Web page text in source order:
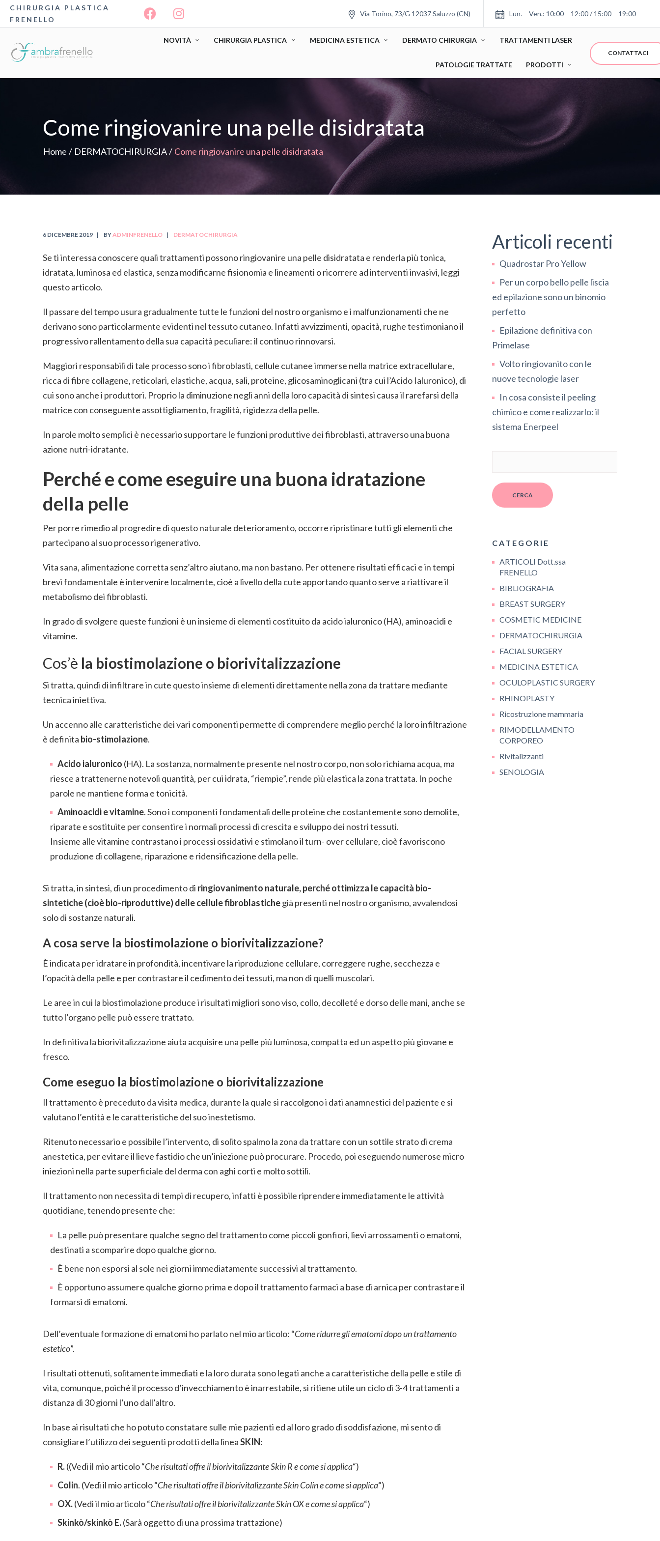
CHIRURGIA PLASTICA
FRENELLO
Via Torino, 73/G 12037 Saluzzo (CN) Lun. – Ven.: 10:00 – 12:00 / 15:00 – 19:00
NOVITÀ CHIRURGIA PLASTICA MEDICINA ESTETICA DERMATO CHIRURGIA TRATTAMENTI LASER
PATOLOGIE TRATTATE PRODOTTI
CONTATTACI
Come ringiovanire una pelle disidratata
Home / DERMATOCHIRURGIA/ Come ringiovanire una pelle disidratata
6 DICEMBRE 2019 BYADMINFRENELLO DERMATOCHIRURGIA
Se ti interessa conoscere quali trattamenti possono ringiovanire una pelle disidratata e renderla più tonica,
idratata, luminosa ed elastica, senza modificarne fisionomia e lineamenti o ricorrere ad interventi invasivi, leggi
questo articolo.
Il passare del tempo usura gradualmente tutte le funzioni del nostro organismo e i malfunzionamenti che ne
derivano sono particolarmente evidenti nel tessuto cutaneo. Infatti avvizzimenti, opacità, rughe testimoniano il
progressivo rallentamento della sua capacità peculiare: il continuo rinnovarsi.
Maggiori responsabili di tale processo sono ifibroblasti, cellule cutanee immerse nella matrice extracellulare,
ricca di fibre collagene, reticolari, elastiche, acqua, sali, proteine, glicosaminoglicani (tra cui l’Acido Ialuronico), di
cui sono anche i produttori. Proprio la diminuzione negli anni della loro capacità di sintesi causa il rarefarsi della
matrice con conseguente assottigliamento, fragilità, rigidezza della pelle.
In parole molto semplici è necessario supportare le funzioni produttive dei fibroblasti, attraverso una buona
azione nutri-idratante.
Perché e come eseguire una buona idratazione
della pelle
Per porre rimedio al progredire di questo naturale deterioramento, occorre ripristinare tutti gli elementi che
partecipano al suo processo rigenerativo.
Vita sana, alimentazione corretta senz’altro aiutano, ma non bastano. Per ottenere risultati efficaci e in tempi
brevi fondamentale è intervenire localmente, cioè a livello della cute apportando quanto serve a riattivare il
metabolismo dei fibroblasti.
In grado di svolgere queste funzioni è un insieme di elementi costituito da acido ialuronico (HA), aminoacidi e
vitamine.
Cos’è la biostimolazione o biorivitalizzazione
Si tratta, quindi di infiltrare in cute questo insieme di elementi direttamente nella zona da trattare mediante
tecnica iniettiva.
Un accenno alle caratteristiche dei vari componenti permette di comprendere meglio perché la loro infiltrazione
è definita bio-stimolazione.
Acido ialuronico (HA). La sostanza, normalmente presente nel nostro corpo, non solo richiama acqua, ma
riesce a trattenerne notevoli quantità, per cui idrata, “riempie”, rende più elastica la zona trattata. In poche
parole ne mantiene forma e tonicità.
Aminoacidi e vitamine. Sono i componenti fondamentali delle proteine che costantemente sono demolite,
riparate e sostituite per consentire i normali processi di crescita e sviluppo dei nostri tessuti.
Insieme alle vitamine contrastano i processi ossidativi e stimolano il turn- over cellulare, cioè favoriscono
produzione di collagene, riparazione e ridensificazione della pelle.
Si tratta, in sintesi, di un procedimento di ringiovanimento naturale, perché ottimizza le capacità bio-
sintetiche (cioè bio-riproduttive) delle cellule fibroblastichegià presenti nel nostro organismo, avvalendosi
solo di sostanze naturali.
A cosa serve la biostimolazione o biorivitalizzazione?
È indicata per idratare in profondità, incentivare la riproduzione cellulare, correggere rughe, secchezza e
l’opacità della pelle e per contrastare il cedimento dei tessuti, ma non di quelli muscolari.
Le aree in cui la biostimolazione produce i risultati migliori sono viso, collo, decolleté e dorso delle mani, anche se
tutto l’organo pelle può essere trattato.
In definitiva la biorivitalizzazione aiuta acquisire una pelle più luminosa, compatta ed un aspetto più giovane e
fresco.
Come eseguo la biostimolazione o biorivitalizzazione
Il trattamento è preceduto da visita medica, durante la quale si raccolgono i dati anamnestici del paziente e si
valutano l’entità e le caratteristiche del suo inestetismo.
Ritenuto necessario e possibile l’intervento, di solito spalmo la zona da trattare con un sottile strato di crema
anestetica, per evitare il lieve fastidio che un’iniezione può procurare. Procedo, poi eseguendo numerose micro
iniezioni nella parte superficiale del derma con aghi corti e molto sottili.
Il trattamento non necessita di tempi di recupero, infatti è possibile riprendere immediatamente le attività
quotidiane, tenendo presente che:
La pelle può presentare qualche segno del trattamento come piccoli gonfiori, lievi arrossamenti o ematomi,
destinati a scomparire dopo qualche giorno.
È bene non esporsi al sole nei giorni immediatamente successivi al trattamento.
È opportuno assumere qualche giorno prima e dopo il trattamento farmaci a base di arnica per contrastare il
formarsi di ematomi.
Dell’eventuale formazione di ematomi ho parlato nel mio articolo: “Come ridurre gli ematomi dopo un trattamento
estetico”.
I risultati ottenuti, solitamente immediati e la loro durata sono legati anche a caratteristiche della pelle e stile di
vita, comunque, poiché il processo d’invecchiamento è inarrestabile, si ritiene utile un ciclo di 3-4 trattamenti a
distanza di 30 giorni l’uno dall’altro.
In base ai risultati che ho potuto constatare sulle mie pazienti ed al loro grado di soddisfazione, mi sento di
consigliare l’utilizzo dei seguenti prodotti della lineaSKIN:
R.((Vedi il mio articolo “Che risultati offre il biorivitalizzante Skin R e come si applica“)
Colin. (Vedi il mio articolo “Che risultati offre il biorivitalizzante Skin Colin e come si applica“)
OX.(Vedi il mio articolo “Che risultati offre il biorivitalizzante Skin OX e come si applica“)
Skinkò/skinkò E.(Sarà oggetto di una prossima trattazione)
Articoli recenti
Quadrostar Pro Yellow
Per un corpo bello pelle liscia
ed epilazione sono un binomio
perfetto
Epilazione definitiva con
Primelase
Volto ringiovanito con le
nuove tecnologie laser
In cosa consiste il peeling
chimico e come realizzarlo: il
sistema Enerpeel
CERCA
CATEGORIE
ARTICOLI Dott.ssa
FRENELLO
BIBLIOGRAFIA
BREAST SURGERY
COSMETIC MEDICINE
DERMATOCHIRURGIA
FACIAL SURGERY
MEDICINA ESTETICA
OCULOPLASTIC SURGERY
RHINOPLASTY
Ricostruzione mammaria
RIMODELLAMENTO
CORPOREO
Rivitalizzanti
SENOLOGIA